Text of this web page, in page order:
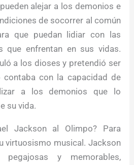
alejar a los demonios e
de socorrer al común
que puedan lidiar con las
que enfrentan en sus vidas.
a los dioses y pretendió ser
con la capacidad de
a los demonios que lo
su vida.
Jackson al Olimpo? Para
virtuosismo musical. Jackson
pegajosas y memorables,